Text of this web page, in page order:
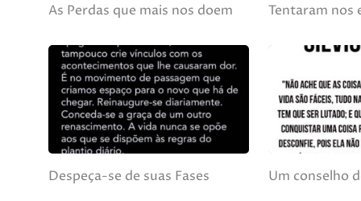
As Perdas que mais nos doem Tentaram nos
Despeça-se de suas Fases Um conselho